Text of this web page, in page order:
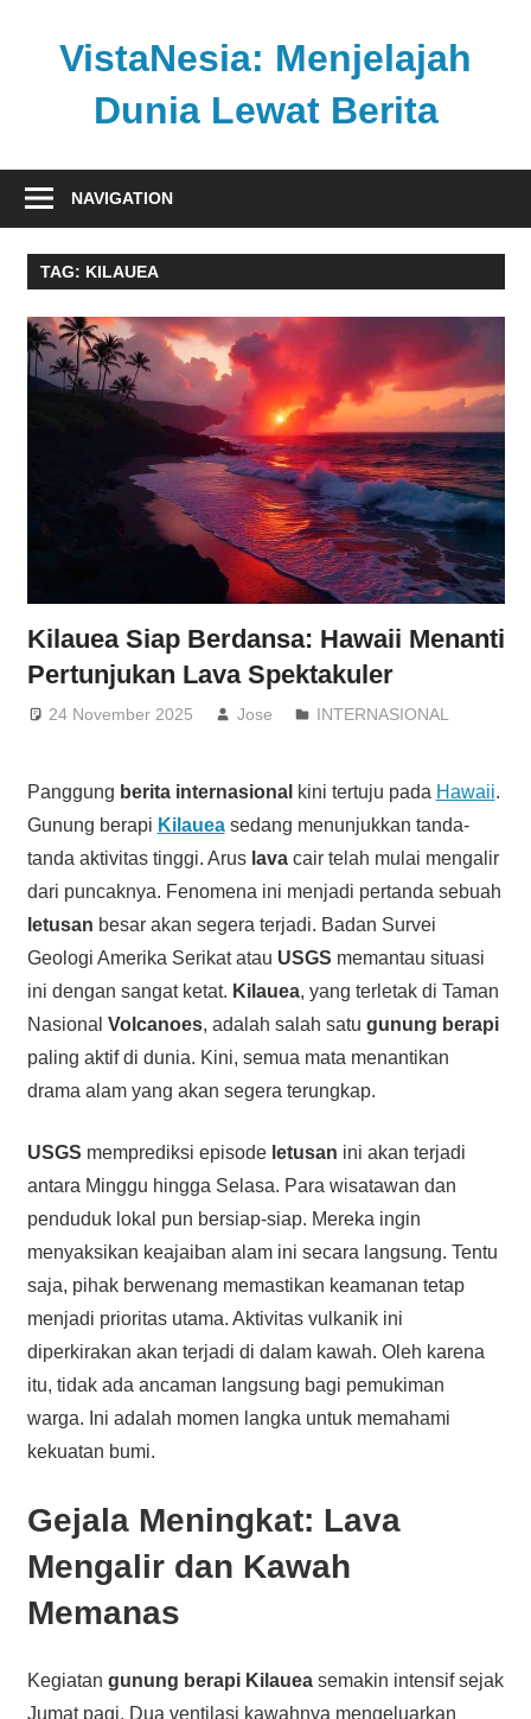
VistaNesia: Menjelajah
Dunia Lewat Berita
nasional
global
dalam
platform
informatif
NAVIGATION
TAG: KILAUEA
Kilauea Siap Berdansa: Hawaii Menanti
Pertunjukan Lava Spektakuler
24 November 2025 Jose INTERNASIONAL
Panggung berita internasional kini tertuju pada Hawaii.
Gunung berapi Kilaueasedang menunjukkan tanda-
tanda aktivitas tinggi. Arus lavacair telah mulai mengalir
dari puncaknya. Fenomena ini menjadi pertanda sebuah
letusan besar akan segera terjadi. Badan Survei
Geologi Amerika Serikat atau USGS memantau situasi
ini dengan sangat ketat. Kilauea, yang terletak di Taman
Nasional Volcanoes, adalah salah satu gunung berapi
paling aktif di dunia. Kini, semua mata menantikan
drama alam yang akan segera terungkap.
USGS memprediksi episode letusan ini akan terjadi
antara Minggu hingga Selasa. Para wisatawan dan
penduduk lokal pun bersiap-siap. Mereka ingin
menyaksikan keajaiban alam ini secara langsung. Tentu
saja, pihak berwenang memastikan keamanan tetap
menjadi prioritas utama. Aktivitas vulkanik ini
diperkirakan akan terjadi di dalam kawah. Oleh karena
itu, tidak ada ancaman langsung bagi pemukiman
warga. Ini adalah momen langka untuk memahami
kekuatan bumi.
Gejala Meningkat: Lava
Mengalir dan Kawah
Memanas
Kegiatan gunung berapi Kilaueasemakin intensif sejak
Jumat pagi. Dua ventilasi kawahnya mengeluarkan